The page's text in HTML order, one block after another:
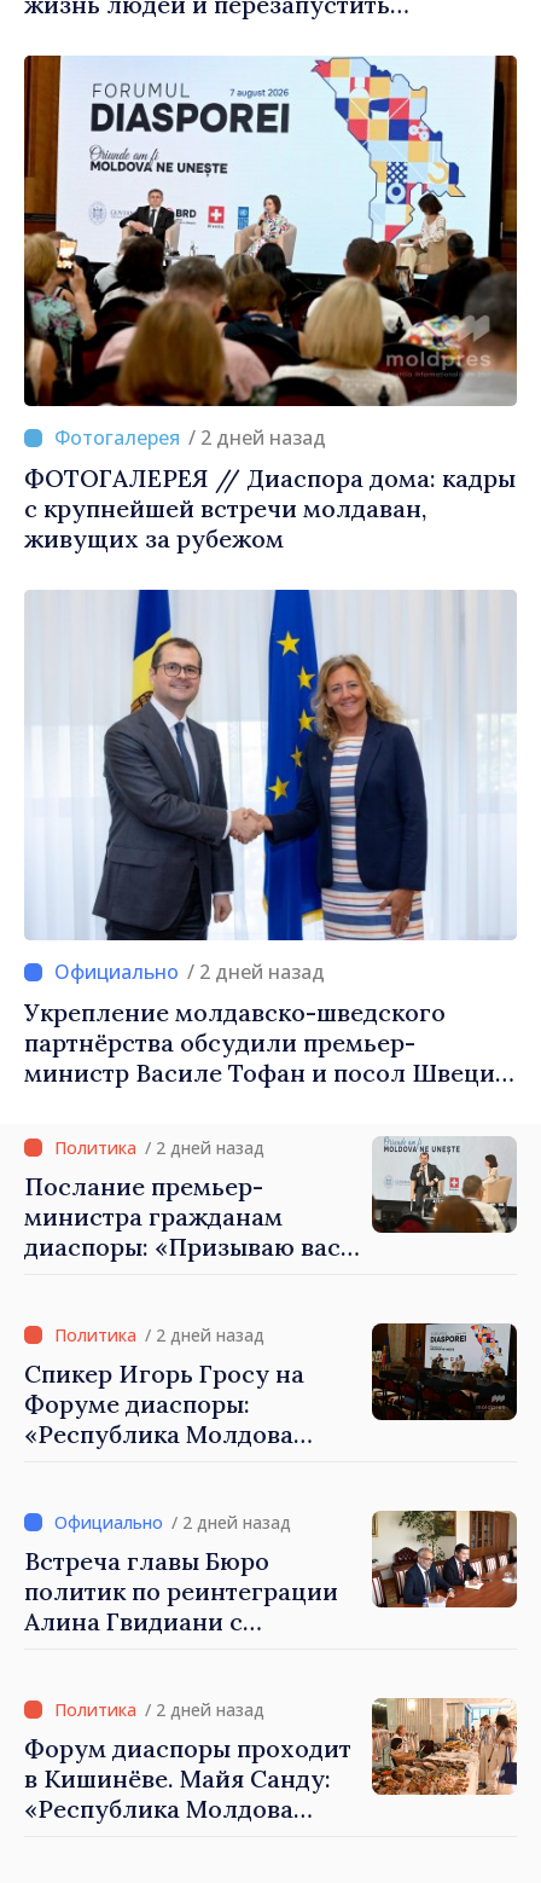
/ 2 дней назад
ФОТОГАЛЕРЕЯ // Диаспора дома: кадры
с крупнейшей встречи молдаван,
живущих за рубежом
/ 2 дней назад
Укрепление молдавско-шведского
партнёрства обсудили премьер-
министр Василе Тофан и посол Швеции
/ 2 дней назад
Послание премьер-
министра гражданам
диаспоры: «Призываю вас
Молдова» / 2 дней назад
Спикер Игорь Гросу на
Форуме диаспоры:
«Республика Молдова
и за рубежом, что
заслуживает стать частью
большой европейской
семьи»
/ 2 дней назад
Встреча главы Бюро
политик по реинтеграции
Алина Гвидиани с
Красного Креста в
Молдове
/ 2 дней назад
Форум диаспоры проходит
в Кишинёве. Майя Санду:
«Республика Молдова